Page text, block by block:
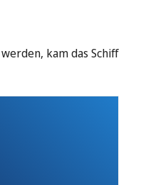
kam das Schiff